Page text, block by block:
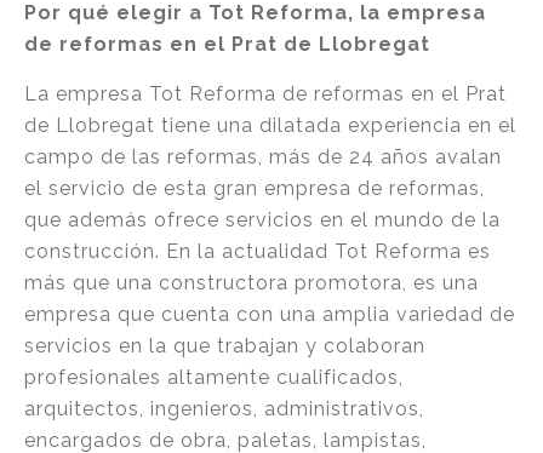
Por qué elegir a Tot Reforma, la empresa
de reformas en el Prat de Llobregat
La empresa Tot Reforma de reformas en el Prat
de Llobregat tiene una dilatada experiencia en el
campo de las reformas, más de 24 años avalan
el servicio de esta gran empresa de reformas,
que además ofrece servicios en el mundo de la
construcción. En la actualidad Tot Reforma es
más que una constructora promotora, es una
empresa que cuenta con una amplia variedad de
servicios en la que trabajan y colaboran
profesionales altamente cualificados,
arquitectos, ingenieros, administrativos,
encargados de obra, paletas, lampistas,